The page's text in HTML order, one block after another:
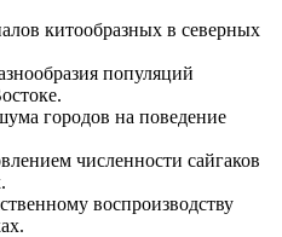
китообразных в северных
популяций
городов на поведение
численности сайгаков
воспроизводству